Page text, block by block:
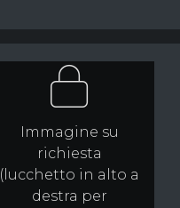
Immagine su
richiesta
(lucchetto in alto a
destra per